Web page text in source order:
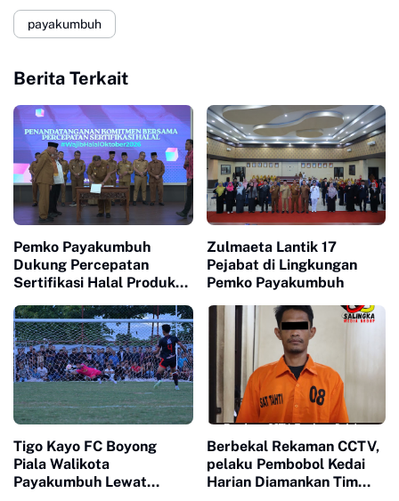
payakumbuh
Berita Terkait
Pemko Payakumbuh
Dukung Percepatan
Sertifikasi Halal Produk
Zulmaeta Lantik 17
Pejabat di Lingkungan
Pemko Payakumbuh
Tigo Kayo FC Boyong
Piala Walikota
Payakumbuh Lewat
Berbekal Rekaman CCTV,
pelaku Pembobol Kedai
Harian Diamankan Tim